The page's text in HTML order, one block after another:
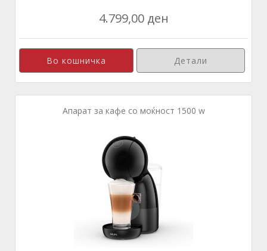
4.799,00 ден
Детали
Апарат за кафе со моќност 1500 w